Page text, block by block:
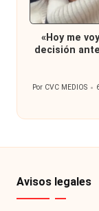
Publicada
en
«Hoy me
decisión
Publicado
Por CVC MEDIOS
Avisos legales